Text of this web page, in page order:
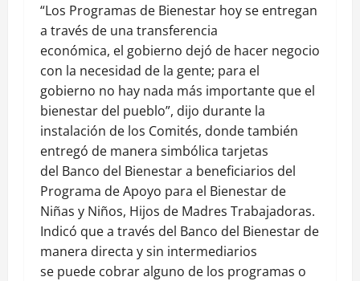
“Los Programas de Bienestar hoy se entregan
a través de una transferencia
económica, el gobierno dejó de hacer negocio
con la necesidad de la gente; para el
gobierno no hay nada más importante que el
bienestar del pueblo”, dijo durante la
instalación de los Comités, donde también
entregó de manera simbólica tarjetas
del Banco del Bienestar a beneficiarios del
Programa de Apoyo para el Bienestar de
Niñas y Niños, Hijos de Madres Trabajadoras.
Indicó que a través del Banco del Bienestar de
manera directa y sin intermediarios
se puede cobrar alguno de los programas o